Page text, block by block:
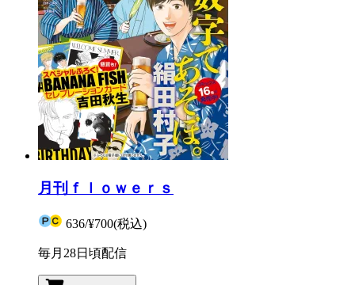
月刊ｆｌｏｗｅｒｓ
636/¥700(税込)
毎月28日頃配信